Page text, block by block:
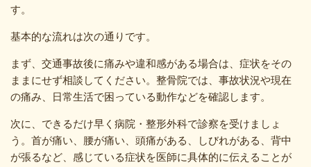
す。
基本的な流れは次の通りです。
まず、交通事故後に痛みや違和感がある場合は、症状をその
ままにせず相談してください。整骨院では、事故状況や現在
の痛み、日常生活で困っている動作などを確認します。
次に、できるだけ早く病院・整形外科で診察を受けましょ
う。首が痛い、腰が痛い、頭痛がある、しびれがある、背中
が張るなど、感じている症状を医師に具体的に伝えることが